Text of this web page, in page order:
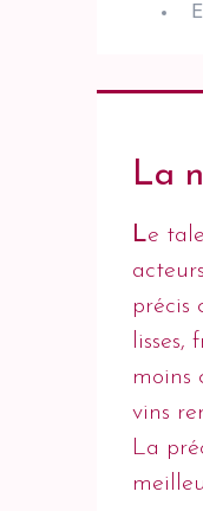
La
Le
précis
moins
vins
La